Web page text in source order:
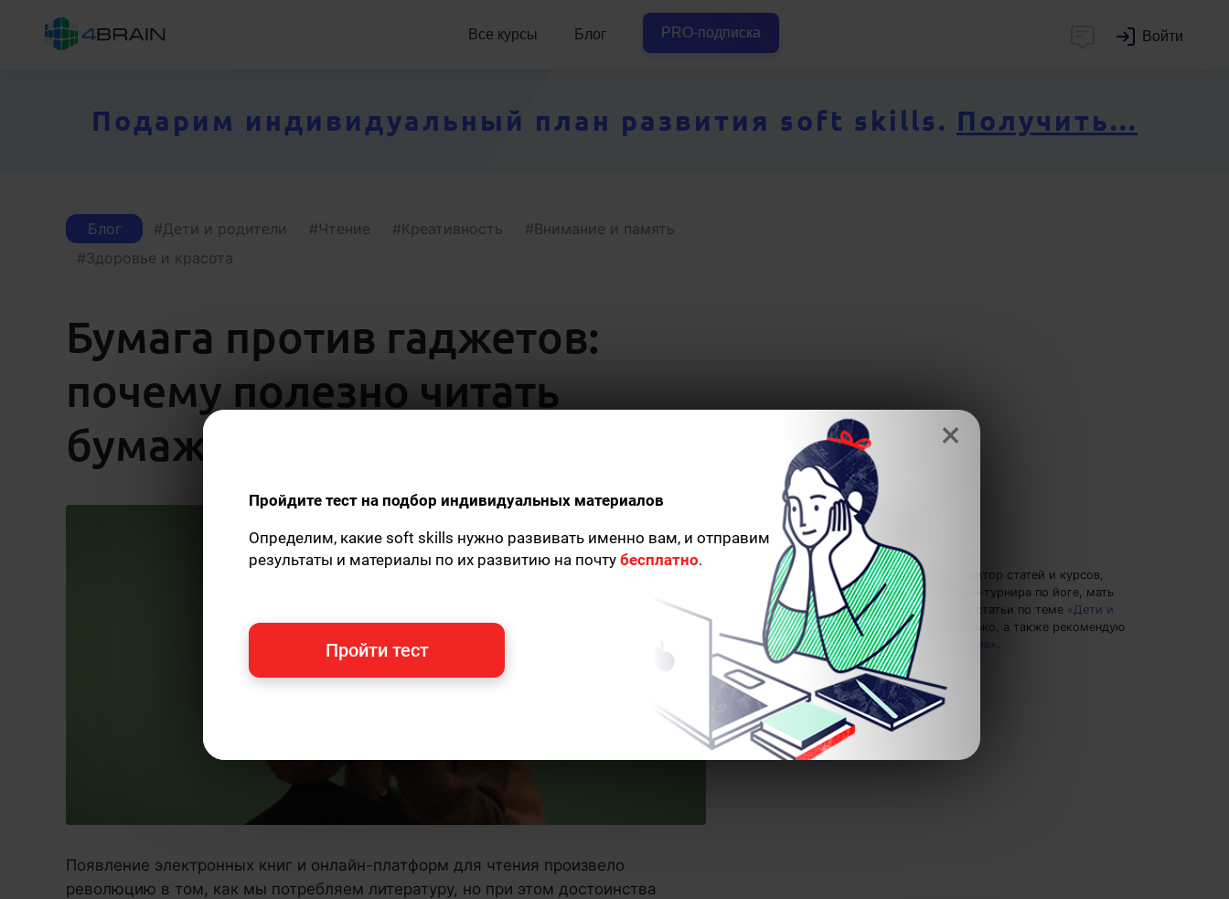
Все курсы Блог PRO-подписка Войти
Подарим индивидуальный план развития soft skills. Получить...
Блог Дети и родители Чтение Креативность
Внимание и память
Здоровье и красота
Бумага против гаджетов:
почему полезно читать
бумажные книги
Анна Кирякова
— автор статей и курсов,
организатор онлайн-турнира по йоге, мать
двоих детей.
Пишу статьи по теме «Дети и
родители» и не только, а также рекомендую
курс«Быстрое чтение» .
Появление электронных книг и онлайн-платформ для чтения произвело
революцию в том, как мы потребляем литературу, но при этом достоинства
×
Пройдите тест на подбор индивидуальных материалов
Определим, какие soft skills нужно развивать именно вам, и отправим
результаты и материалы по их развитию на почту бесплатно.
Пройти тест